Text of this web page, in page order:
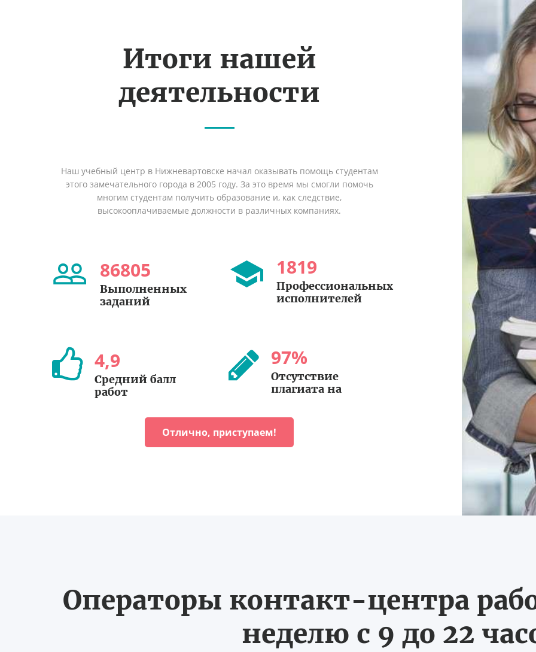
Итоги нашей
деятельности
Наш учебный центр в Нижневартовске начал оказывать помощь студентам
этого замечательного города в 2005 году. За это время мы смогли помочь
многим студентам получить образование и, как следствие,
высокооплачиваемые должности в различных компаниях.
86805
Выполненных
заданий
1819
Профессиональных
исполнителей
4,9
Средний балл
работ
97%
Отсутствие
плагиата на
Отлично, приступаем!
Операторы контакт-центра
неделю с 9 до 22